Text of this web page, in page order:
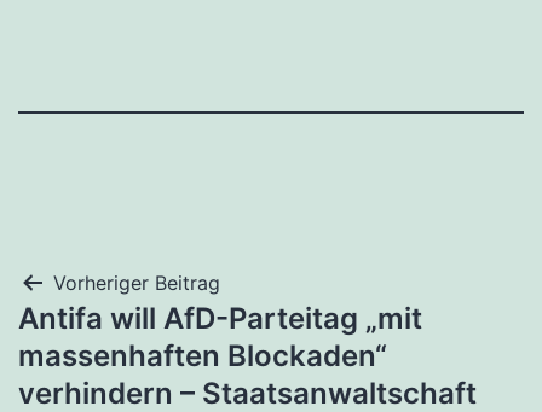
Beitragsnavigation
Vorheriger Beitrag
Antifa will AfD-Parteitag „mit
massenhaften Blockaden“
verhindern – Staatsanwaltschaft